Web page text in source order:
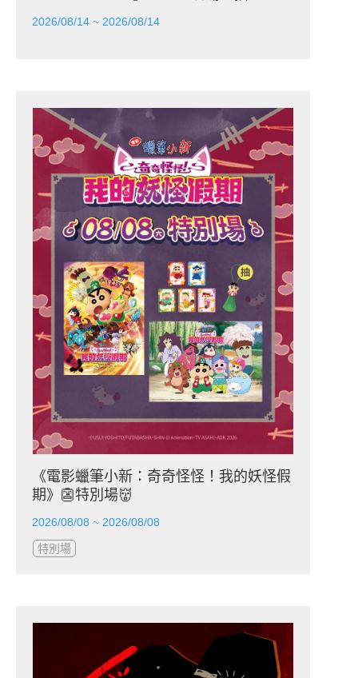
2026/08/14 ~ 2026/08/14
《電影蠟筆小新：奇奇怪怪！我的妖怪假
期》👺特別場👹
2026/08/08 ~ 2026/08/08
特別場